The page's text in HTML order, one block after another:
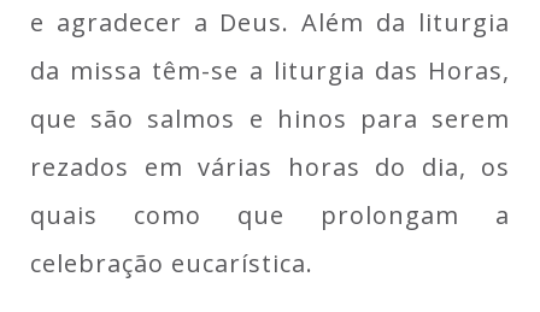
e agradecer a Deus. Além da liturgia
da missa têm-se a liturgia das Horas,
que são salmos e hinos para serem
rezados em várias horas do dia, os
quais como que prolongam a
celebração eucarística.